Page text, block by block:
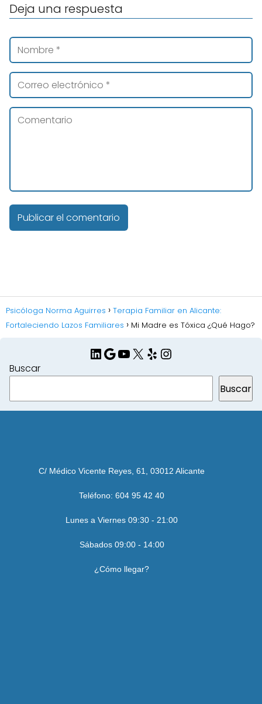
Deja una respuesta
Psicóloga Norma Aguirres
Terapia Familiar en Alicante:
Fortaleciendo Lazos Familiares
Mi Madre es Tóxica ¿Qué Hago?
LinkedIn
Google
YouTube
X YelpInstagram
Buscar
Buscar
C/ Médico Vicente Reyes, 61, 03012 Alicante
Teléfono: 604 95 42 40
Lunes a Viernes 09:30 - 21:00
Sábados 09:00 - 14:00
¿Cómo llegar?